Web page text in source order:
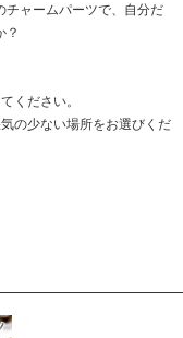
チャームパーツで、自分だ
？
ください。
の少ない場所をお選びくだ